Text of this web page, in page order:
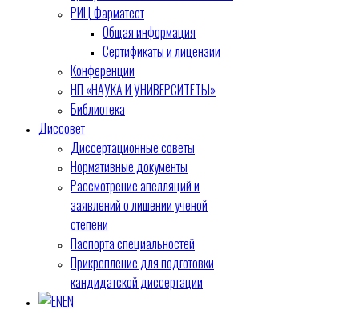
РИЦ Фарматест
Общая информация
Сертификаты и лицензии
Конференции
НП «НАУКА И УНИВЕРСИТЕТЫ»
Библиотека
Диссовет
Диссертационные советы
Нормативные документы
Рассмотрение апелляций и
заявлений о лишении ученой
степени
Паспорта специальностей
Прикрепление для подготовки
кандидатской диссертации
EN